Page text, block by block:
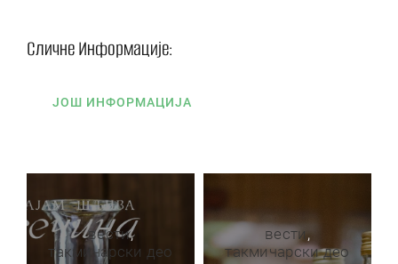
Сличне Информације:
ЈОШ ИНФОРМАЦИЈА
вести,
такмичарски део
вести,
такмичарски део